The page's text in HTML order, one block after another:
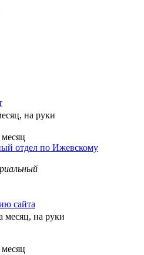
на руки
отдел по Ижевскому
сайта
месяц, на руки